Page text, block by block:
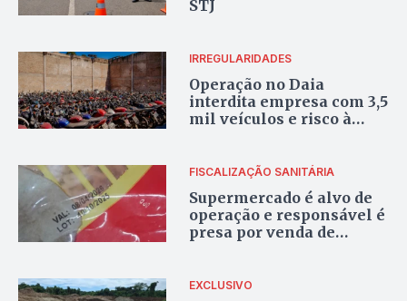
STJ
IRREGULARIDADES
Operação no Daia
interdita empresa com 3,5
mil veículos e risco à
FISCALIZAÇÃO SANITÁRIA
Supermercado é alvo de
operação e responsável é
presa por venda de
EXCLUSIVO